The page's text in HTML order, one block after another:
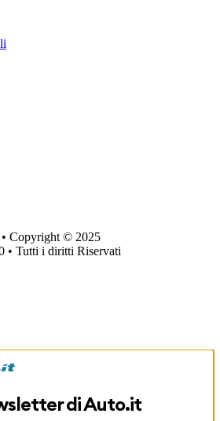
Copyright © 2025
• Tutti i diritti Riservati
diAuto.it